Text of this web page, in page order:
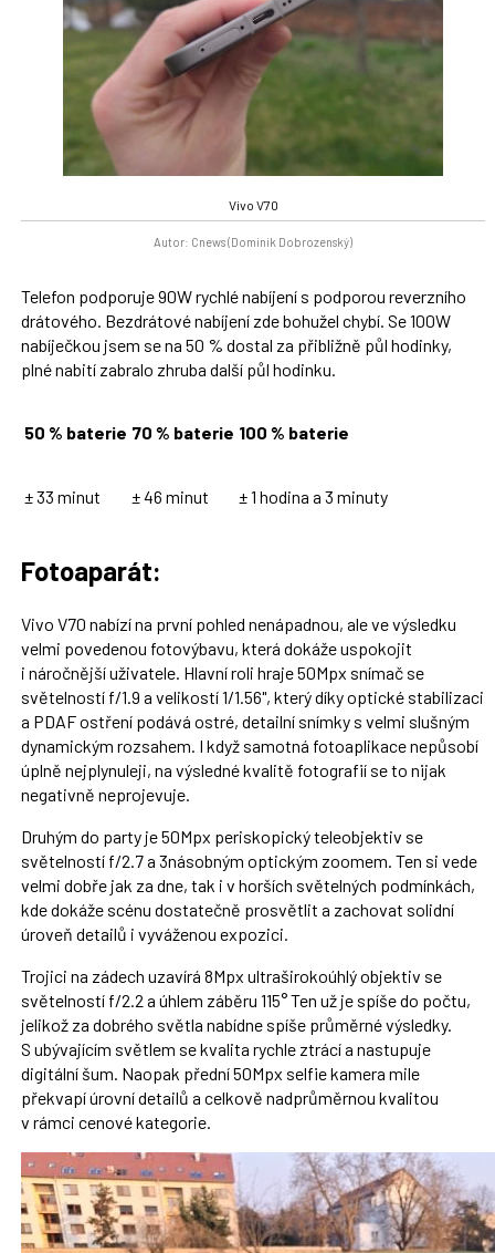
Vivo V70
Autor: Cnews (Dominik Dobrozenský)
Telefon podporuje 90W rychlé nabíjení s podporou reverzního
drátového. Bezdrátové nabíjení zde bohužel chybí. Se 100W
nabíječkou jsem se na 50 % dostal za přibližně půl hodinky,
plné nabití zabralo zhruba další půl hodinku.
50 % baterie 70 % baterie 100 % baterie
± 33 minut ± 46 minut ± 1 hodina a 3 minuty
Fotoaparát:
Vivo V70 nabízí na první pohled nenápadnou, ale ve výsledku
velmi povedenou fotovýbavu, která dokáže uspokojit
i náročnější uživatele. Hlavní roli hraje 50Mpx snímač se
světelností f/1.9 a velikostí 1/1.56", který díky optické stabilizaci
a PDAF ostření podává ostré, detailní snímky s velmi slušným
dynamickým rozsahem. I když samotná fotoaplikace nepůsobí
úplně nejplynuleji, na výsledné kvalitě fotografií se to nijak
negativně neprojevuje.
Druhým do party je 50Mpx periskopický teleobjektiv se
světelností f/2.7 a 3násobným optickým zoomem. Ten si vede
velmi dobře jak za dne, tak i v horších světelných podmínkách,
kde dokáže scénu dostatečně prosvětlit a zachovat solidní
úroveň detailů i vyváženou expozici.
Trojici na zádech uzavírá 8Mpx ultraširokoúhlý objektiv se
světelností f/2.2 a úhlem záběru 115° Ten už je spíše do počtu,
jelikož za dobrého světla nabídne spíše průměrné výsledky.
S ubývajícím světlem se kvalita rychle ztrácí a nastupuje
digitální šum. Naopak přední 50Mpx selfie kamera mile
překvapí úrovní detailů a celkově nadprůměrnou kvalitou
v rámci cenové kategorie.